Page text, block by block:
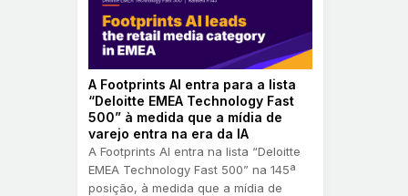
A Footprints AI entra para a lista
“Deloitte EMEA Technology Fast
500” à medida que a mídia de
varejo entra na era da IA
A Footprints AI entra na lista “Deloitte
EMEA Technology Fast 500” na 145ª
posição, à medida que a mídia de